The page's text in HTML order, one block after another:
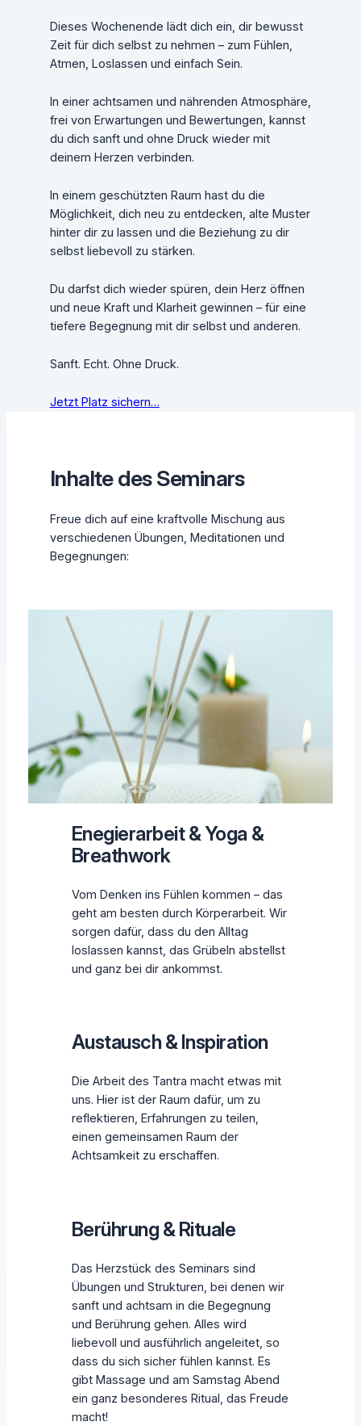
Dieses Wochenende lädt dich ein, dir bewusst
Zeit für dich selbst zu nehmen – zum Fühlen,
Atmen, Loslassen und einfach Sein.
In einer achtsamen und nährenden Atmosphäre,
frei von Erwartungen und Bewertungen, kannst
du dich sanft und ohne Druck wieder mit
deinem Herzen verbinden.
In einem geschützten Raum hast du die
Möglichkeit, dich neu zu entdecken, alte Muster
hinter dir zu lassen und die Beziehung zu dir
selbst liebevoll zu stärken.
Du darfst dich wieder spüren, dein Herz öffnen
und neue Kraft und Klarheit gewinnen – für eine
tiefere Begegnung mit dir selbst und anderen.
Sanft. Echt. Ohne Druck.
Jetzt Platz sichern…
Inhalte des Seminars
Freue dich auf eine kraftvolle Mischung aus
verschiedenen Übungen, Meditationen und
Begegnungen:
Enegierarbeit & Yoga &
Breathwork
Vom Denken ins Fühlen kommen – das
geht am besten durch Körperarbeit. Wir
sorgen dafür, dass du den Alltag
loslassen kannst, das Grübeln abstellst
und ganz bei dir ankommst.
Austausch & Inspiration
Die Arbeit des Tantra macht etwas mit
uns. Hier ist der Raum dafür, um zu
reflektieren, Erfahrungen zu teilen,
einen gemeinsamen Raum der
Achtsamkeit zu erschaffen.
Berührung & Rituale
Das Herzstück des Seminars sind
Übungen und Strukturen, bei denen wir
sanft und achtsam in die Begegnung
und Berührung gehen. Alles wird
liebevoll und ausführlich angeleitet, so
dass du sich sicher fühlen kannst. Es
gibt Massage und am Samstag Abend
ein ganz besonderes Ritual, das Freude
macht!